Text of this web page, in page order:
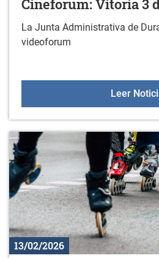
Cineforum: Vitoria 3
La Junta Administrativa de
videoforum
Leer
13/02/2026